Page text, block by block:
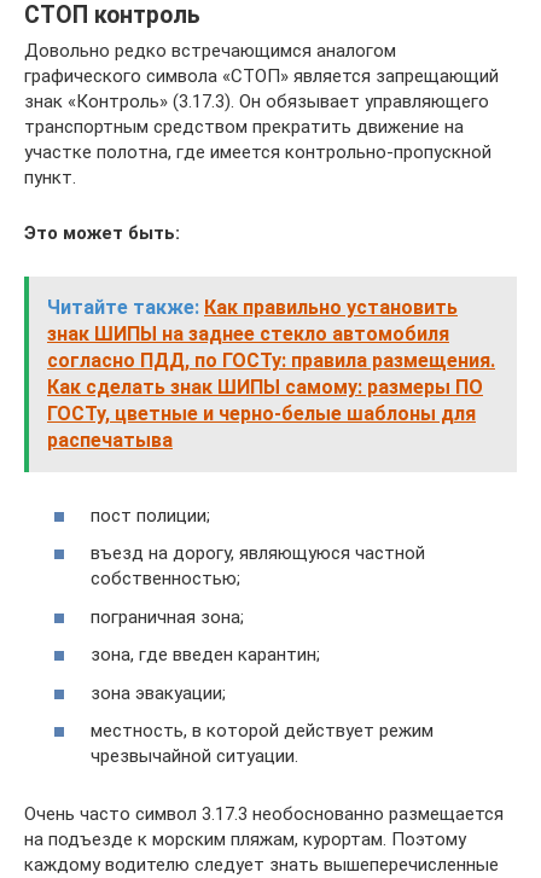
СТОП контроль
Довольно редко встречающимся аналогом
графического символа «СТОП» является запрещающий
знак «Контроль» (3.17.3). Он обязывает управляющего
транспортным средством прекратить движение на
участке полотна, где имеется контрольно-пропускной
пункт.
Это может быть:
Читайте также: Как правильно установить
знак ШИПЫ на заднее стекло автомобиля
согласно ПДД, по ГОСТу: правила размещения.
Как сделать знак ШИПЫ самому: размеры ПО
ГОСТу, цветные и черно-белые шаблоны для
распечатыва
пост полиции;
въезд на дорогу, являющуюся частной
собственностью;
пограничная зона;
зона, где введен карантин;
зона эвакуации;
местность, в которой действует режим
чрезвычайной ситуации.
Очень часто символ 3.17.3 необоснованно размещается
на подъезде к морским пляжам, курортам. Поэтому
каждому водителю следует знать вышеперечисленные